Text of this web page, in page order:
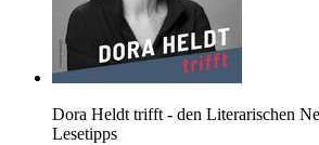
Dora Heldt trifft - den Literarischen
Lesetipps